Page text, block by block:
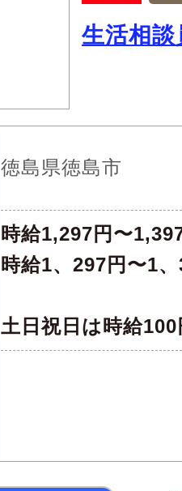
生活相
徳島県徳島市
時給1,297円〜
時給1、297円〜1
土日祝日は時給